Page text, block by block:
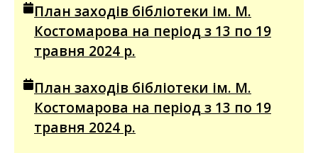
План заходів бібліотеки ім. М.
Костомарова на період з 13 по 19
травня 2024 р.
План заходів бібліотеки ім. М.
Костомарова на період з 13 по 19
травня 2024 р.